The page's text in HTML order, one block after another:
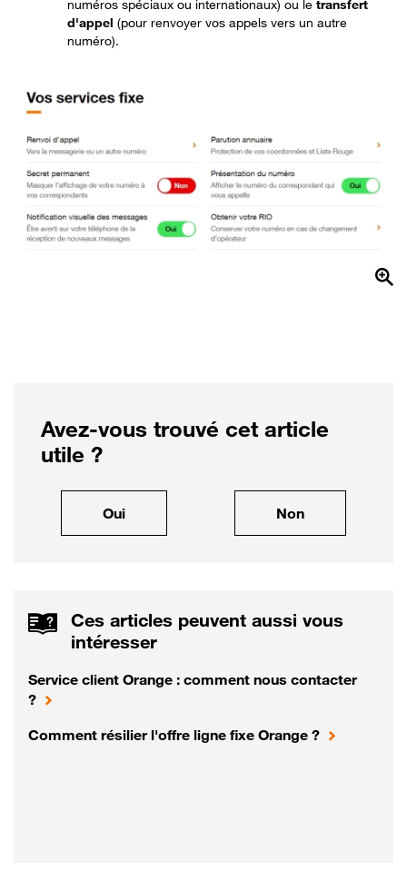
numéros spéciaux ou internationaux) ou le transfert
d'appel (pour renvoyer vos appels vers un autre
numéro).
Avez-vous trouvé cet article
utile ?
Oui, cet article m'a été utileNon, cet article ne
Ces articles peuvent aussi vous
intéresser
Service client Orange : comment nous contacter
?
Comment résilier l'offre ligne fixe Orange ?